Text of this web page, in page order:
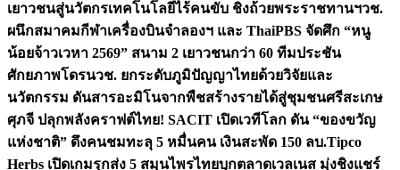
เยาวชนสู่นวัตกรเทคโนโลยีไร้คนขับ ชิงถ้วยพระราชทานฯวช.
ผนึกสมาคมกีฬาเครื่องบินจำลองฯ และ ThaiPBS จัดศึก “หนู
น้อยจ้าวเวหา 2569” สนาม 2 เยาวชนกว่า 60 ทีมประชัน
ศักยภาพโดรนวช. ยกระดับภูมิปัญญาไทยด้วยวิจัยและ
นวัตกรรม ดันสารอะมิโนจากพืชสร้างรายได้สู่ชุมชนศรีสะเกษ
ศุภจี ปลุกพลังคราฟต์ไทย! SACIT เปิดเวทีโลก ดัน “ของขวัญ
แห่งชาติ” ดึงคนชมทะลุ 5 หมื่นคน เงินสะพัด 150 ลบ.Tipco
Herbs เปิดเกมรุกส่ง 5 สมุนไพรไทยบุกตลาดเวลเนส มุ่งชิงแชร์